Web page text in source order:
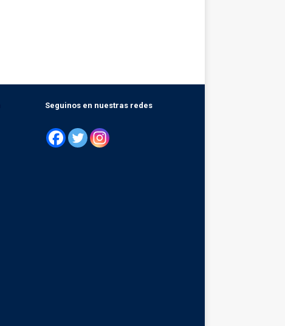
Seguinos en nuestras redes